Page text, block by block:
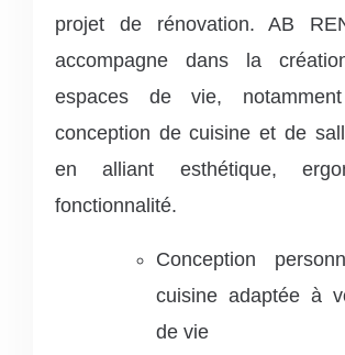
projet de rénovation. AB
accompagne dans la
espaces de vie,
conception de cuisine et de
en alliant esthétique,
fonctionnalité.
Conception
cuisine adaptée à
de vie